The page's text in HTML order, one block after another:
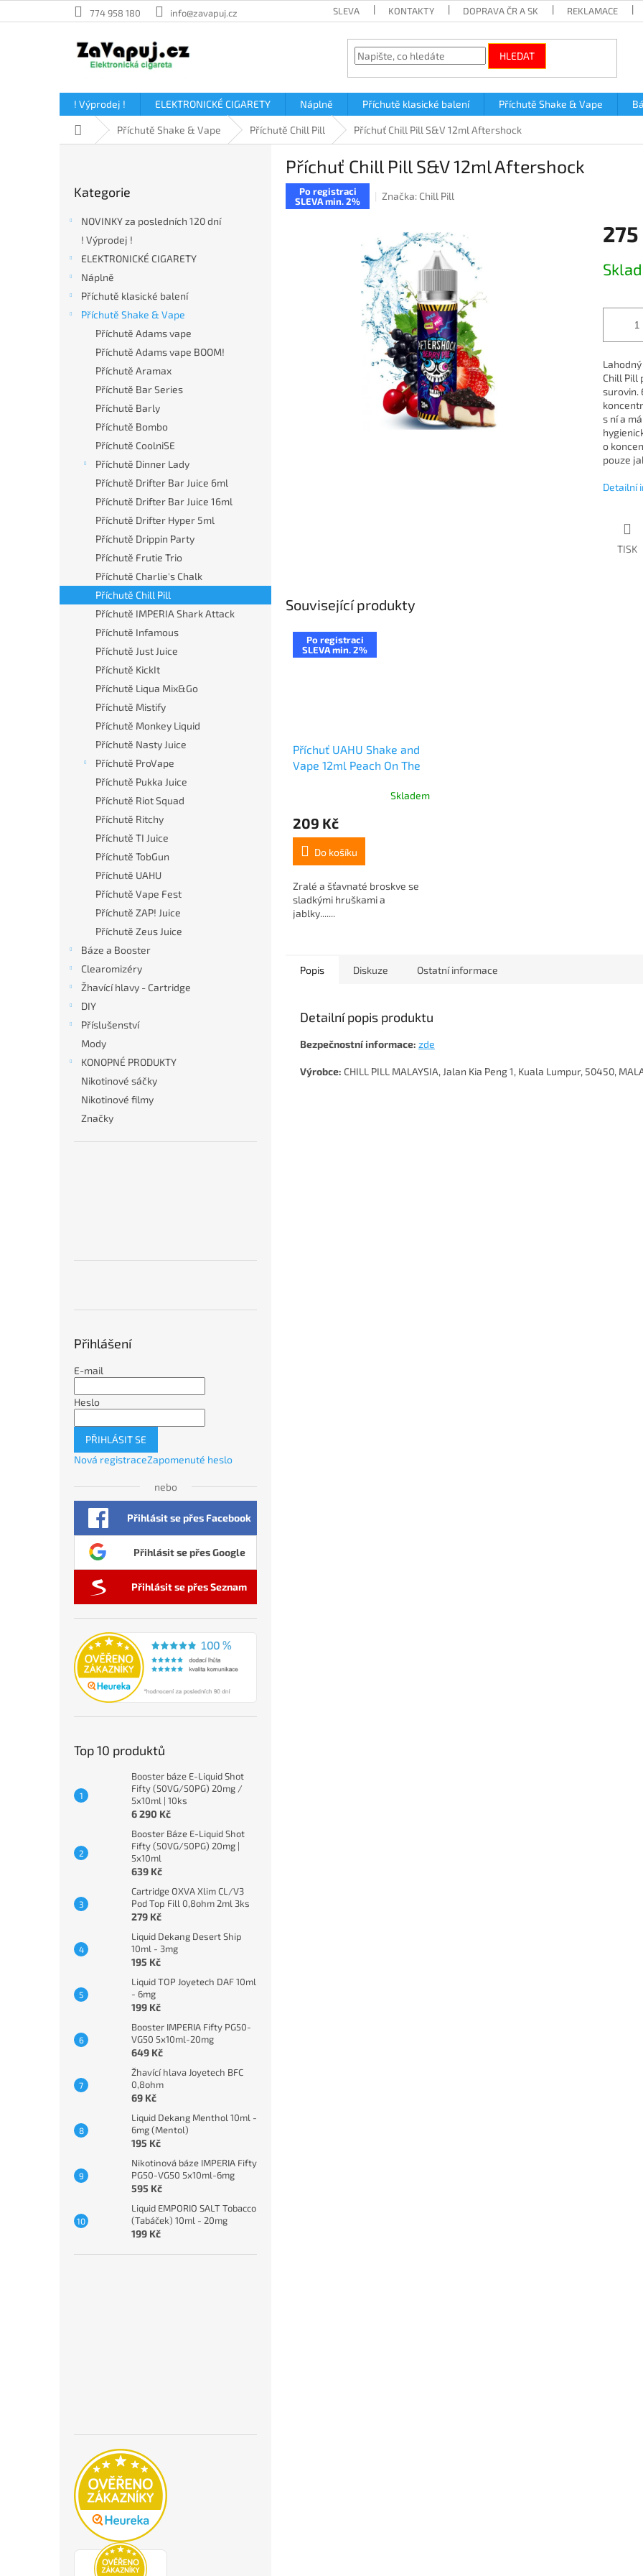
na
774 958 180 info@zavapuj.cz SLEVA KONTAKTY DOPRAVA ČR A SK REKLAMACE
HLEDAT
! Výprodej ! ELEKTRONICKÉ CIGARETY Náplně Příchutě klasické balení Příchutě Shake & Vape
Domů Příchutě Shake & Vape Příchutě Chill Pill Příchuť Chill Pill S&V 12ml Aftershock
kategorie
Kategorie
NOVINKY za posledních 120 dní
! Výprodej !
ELEKTRONICKÉ CIGARETY
Náplně
Příchutě klasické balení
Příchutě Shake & Vape
Příchutě Adams vape
Příchutě Adams vape BOOM!
Příchutě Aramax
Příchutě Bar Series
Příchutě Barly
Příchutě Bombo
Příchutě CoolniSE
Příchutě Dinner Lady
Příchutě Drifter Bar Juice 6ml
Příchutě Drifter Bar Juice 16ml
Příchutě Drifter Hyper 5ml
Příchutě Drippin Party
Příchutě Frutie Trio
Příchutě Charlie's Chalk
Příchutě Chill Pill
Příchutě IMPERIA Shark Attack
Příchutě Infamous
Příchutě Just Juice
Příchutě KickIt
Příchutě Liqua Mix&Go
Příchutě Mistify
Příchutě Monkey Liquid
Příchutě Nasty Juice
Příchutě ProVape
Příchutě Pukka Juice
Příchutě Riot Squad
Příchutě Ritchy
Příchutě TI Juice
Příchutě TobGun
Příchutě UAHU
Příchutě Vape Fest
Příchutě ZAP! Juice
Příchutě Zeus Juice
Báze a Booster
Clearomizéry
Žhavící hlavy - Cartridge
DIY
Příslušenství
Mody
KONOPNÉ PRODUKTY
Nikotinové sáčky
Nikotinové filmy
Značky
Přihlášení
E-mail
Heslo
PŘIHLÁSIT SE
Nová registraceZapomenuté heslo
nebo
Přihlásit se přes Facebook
Přihlásit se přes Google
Přihlásit se přes Seznam
Top 10 produktů
Booster báze E-Liquid Shot
Fifty (50VG/50PG) 20mg /
5x10ml | 10ks
6 290 Kč
Booster Báze E-Liquid Shot
Fifty (50VG/50PG) 20mg |
5x10ml
639 Kč
Cartridge OXVA Xlim CL/V3
Pod Top Fill 0,8ohm 2ml 3ks
279 Kč
Liquid Dekang Desert Ship
10ml - 3mg
195 Kč
Liquid TOP Joyetech DAF 10ml
- 6mg
199 Kč
Booster IMPERIA Fifty PG50-
VG50 5x10ml-20mg
649 Kč
Žhavící hlava Joyetech BFC
0,8ohm
69 Kč
Liquid Dekang Menthol 10ml -
6mg (Mentol)
195 Kč
Nikotinová báze IMPERIA Fifty
PG50-VG50 5x10ml-6mg
595 Kč
Liquid EMPORIO SALT Tobacco
(Tabáček) 10ml - 20mg
199 Kč
Příchuť Chill Pill S&V 12ml Aftershock
Po registraci
SLEVA min. 2%
Značka: Chill Pill
275
cena:
Chill Pill
surovin.
s ní a
o
pouze
Detailní
TISK
Související produkty
Po registraci
SLEVA min. 2%
Příchuť UAHU Shake and
Vape 12ml Peach On The
Skladem
209 Kč
Do košíku
Zralé a šťavnaté broskve se
sladkými hruškami a
jablky.......
Popis Diskuze Ostatní informace
Detailní popis produktu
Bezpečnostní informace: zde
Výrobce: CHILL PILL MALAYSIA, Jalan Kia Peng 1, Kuala Lumpur, 50450,